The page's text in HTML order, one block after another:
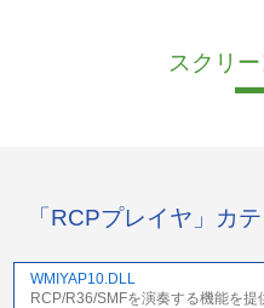
スクリ
「RCPプレイヤ」カ
WMIYAP10.DLL
RCP/R36/SMFを演奏する機能を提